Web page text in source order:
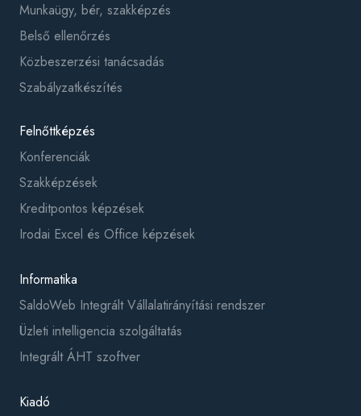
Munkaügy, bér, szakképzés
Belső ellenőrzés
Közbeszerzési tanácsadás
Szabályzatkészítés
Felnőttképzés
Konferenciák
Szakképzések
Kreditpontos képzések
Irodai Excel és Office képzések
Informatika
SaldoWeb Integrált Vállalatirányítási rendszer
Üzleti intelligencia szolgáltatás
Integrált ÁHT szoftver
Kiadó